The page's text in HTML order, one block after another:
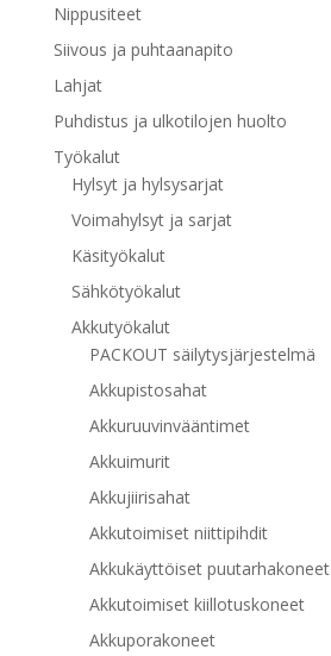
Nippusiteet
Siivous ja puhtaanapito
Lahjat
Puhdistus ja ulkotilojen huolto
Työkalut
Hylsyt ja hylsysarjat
Voimahylsyt ja sarjat
Käsityökalut
Sähkötyökalut
Akkutyökalut
PACKOUT säilytysjärjestelmä
Akkupistosahat
Akkuruuvinvääntimet
Akkuimurit
Akkujiirisahat
Akkutoimiset niittipihdit
Akkukäyttöiset puutarhakoneet
Akkutoimiset kiillotuskoneet
Akkuporakoneet